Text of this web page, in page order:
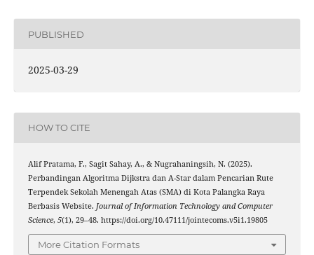
PUBLISHED
2025-03-29
HOW TO CITE
Alif Pratama, F., Sagit Sahay, A., & Nugrahaningsih, N. (2025).
Perbandingan Algoritma Dijkstra dan A-Star dalam Pencarian Rute
Terpendek Sekolah Menengah Atas (SMA) di Kota Palangka Raya
Berbasis Website. Journal of Information Technology and Computer
Science, 5(1), 29–48. https://doi.org/10.47111/jointecoms.v5i1.19805
More Citation Formats